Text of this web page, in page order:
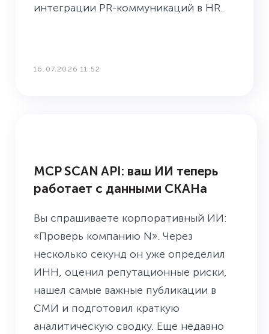
интеграции PR-коммуникаций в HR.
16.07.2026 11:52
MCP SCAN API: ваш ИИ теперь
работает с данными СКАНа
Вы спрашиваете корпоративный ИИ:
«Проверь компанию N». Через
несколько секунд он уже определил
ИНН, оценил репутационные риски,
нашел самые важные публикации в
СМИ и подготовил краткую
аналитическую сводку. Еще недавно